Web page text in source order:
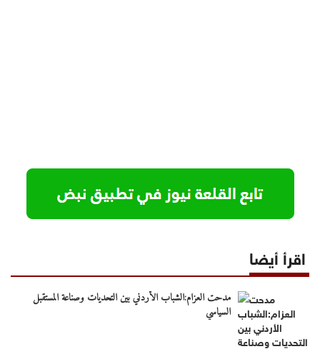
اقرأ أيضا
مدحت العزام:الشباب الأردني بين التحديات وصناعة المستقبل
السياسي